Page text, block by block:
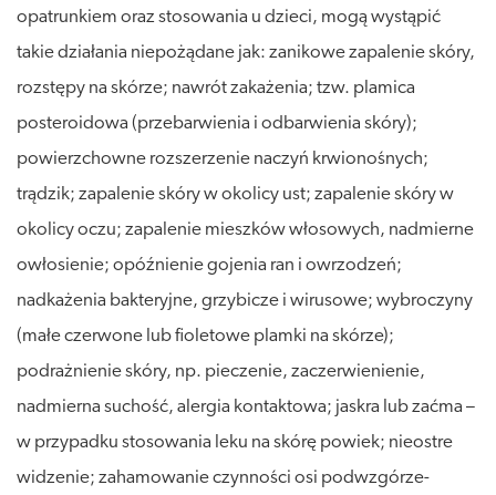
opatrunkiem oraz stosowania u dzieci, mogą wystąpić
takie działania niepożądane jak: zanikowe zapalenie skóry,
rozstępy na skórze; nawrót zakażenia; tzw. plamica
posteroidowa (przebarwienia i odbarwienia skóry);
powierzchowne rozszerzenie naczyń krwionośnych;
trądzik; zapalenie skóry w okolicy ust; zapalenie skóry w
okolicy oczu; zapalenie mieszków włosowych, nadmierne
owłosienie; opóźnienie gojenia ran i owrzodzeń;
nadkażenia bakteryjne, grzybicze i wirusowe; wybroczyny
(małe czerwone lub fioletowe plamki na skórze);
podrażnienie skóry, np. pieczenie, zaczerwienienie,
nadmierna suchość, alergia kontaktowa; jaskra lub zaćma –
w przypadku stosowania leku na skórę powiek; nieostre
widzenie; zahamowanie czynności osi podwzgórze-